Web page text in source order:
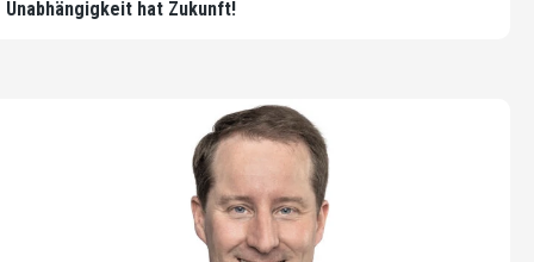
Unabhängigkeit hat Zukunft!